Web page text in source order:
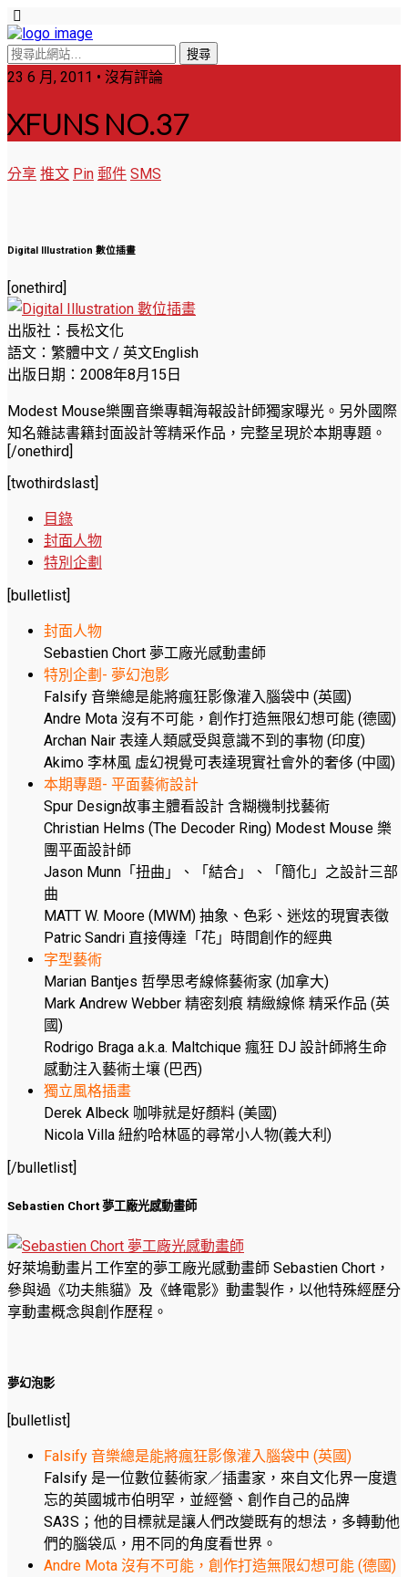
23 6 月, 2011 • 沒有評論
XFUNS NO.37
分享 推文 Pin 郵件 SMS
Digital Illustration 數位插畫
[onethird]
出版社：長松文化
語文：繁體中文 / 英文English
出版日期：2008年8月15日
Modest Mouse樂團音樂專輯海報設計師獨家曝光。另外國際
知名雜誌書籍封面設計等精采作品，完整呈現於本期專題。
[/onethird]
[twothirdslast]
目錄
封面人物
特別企劃
[bulletlist]
封面人物
Sebastien Chort 夢工廠光感動畫師
特別企劃- 夢幻泡影
Falsify 音樂總是能將瘋狂影像灌入腦袋中 (英國)
Andre Mota 沒有不可能，創作打造無限幻想可能 (德國)
Archan Nair 表達人類感受與意識不到的事物 (印度)
Akimo 李林風 虛幻視覺可表達現實社會外的奢侈 (中國)
本期專題- 平面藝術設計
Spur Design故事主體看設計 含糊機制找藝術
Christian Helms (The Decoder Ring) Modest Mouse 樂
團平面設計師
Jason Munn「扭曲」、「結合」、「簡化」之設計三部
曲
MATT W. Moore (MWM) 抽象、色彩、迷炫的現實表徵
Patric Sandri 直接傳達「花」時間創作的經典
字型藝術
Marian Bantjes 哲學思考線條藝術家 (加拿大)
Mark Andrew Webber 精密刻痕 精緻線條 精采作品 (英
國)
Rodrigo Braga a.k.a. Maltchique 瘋狂 DJ 設計師將生命
感動注入藝術土壤 (巴西)
獨立風格插畫
Derek Albeck 咖啡就是好顏料 (美國)
Nicola Villa 紐約哈林區的尋常小人物(義大利)
[/bulletlist]
Sebastien Chort 夢工廠光感動畫師
好萊塢動畫片工作室的夢工廠光感動畫師 Sebastien Chort，
參與過《功夫熊貓》及《蜂電影》動畫製作，以他特殊經歷分
享動畫概念與創作歷程。
夢幻泡影
[bulletlist]
Falsify 音樂總是能將瘋狂影像灌入腦袋中 (英國)
Falsify 是一位數位藝術家／插畫家，來自文化界一度遺
忘的英國城市伯明罕，並經營、創作自己的品牌
SA3S；他的目標就是讓人們改變既有的想法，多轉動他
們的腦袋瓜，用不同的角度看世界。
Andre Mota 沒有不可能，創作打造無限幻想可能 (德國)